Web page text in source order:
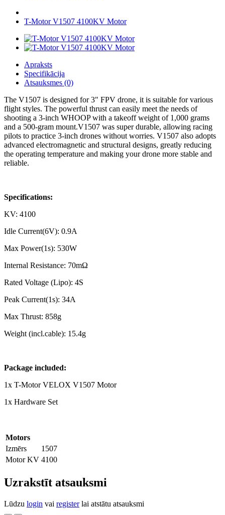
T-Motor V1507 4100KV Motor
Apraksts
Specifikācija
Atsauksmes (0)
The V1507 is designed for 3" FPV drone, it is suitable for various
flight styles. The powerful thrust can easily meet the needs of
shooting a 3-inch WHOOP with a takeoff weight of 1,000 grams
and a 500-gram mount.V1507 was super durable, allowing racing
pilots to practice 3-inch drones without worries. V1507 also adopts
advanced electromagnetic and structural designs, greatly reducing
the operating temperature and making your drone more stable and
reliable.
Specifications:
KV: 4100
Idle Current(6V): 0.9A
Max Power(1s): 530W
Internal Resistance: 70mΩ
Rated Voltage (Lipo): 4S
Peak Current(1s): 34A
Max Thrust: 858g
Weight (incl.cable): 15.4g
Package included:
1x T-Motor VELOX V1507 Motor
1x Hardware Set
Motors
Izmērs
1507
Motor KV 4100
Uzrakstīt atsauksmi
Lūdzu login vai registerlai atstātu atsauksmi